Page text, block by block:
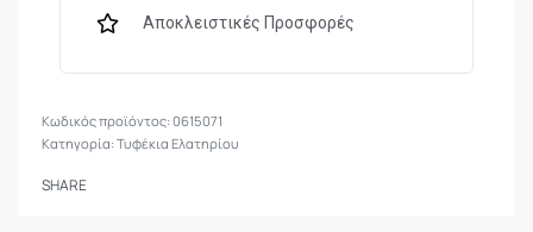
ΠΑΠΙΑ
Συνθετική
ΒΑΡΟΣ
1.674kgr
ΜΗΚΟΣ ΟΠΛΟΥ
Αποκλειστικές Προσφορές
0615071
Κατηγορία:Τυφέκια Ελατηρίου
SHARE